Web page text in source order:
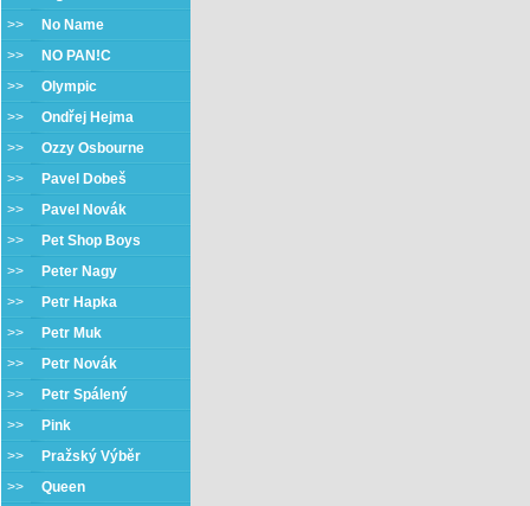
>>
No Name
>>
NO PAN!C
>> Olympic
>> Ondřej Hejma
>> Ozzy Osbourne
>>
Pavel Dobeš
>>
Pavel Novák
>>
Pet Shop Boys
>>
Peter Nagy
>>
Petr Hapka
>>
Petr Muk
>>
Petr Novák
>>
Petr Spálený
>>
Pink
>>
Pražský Výběr
>> Queen